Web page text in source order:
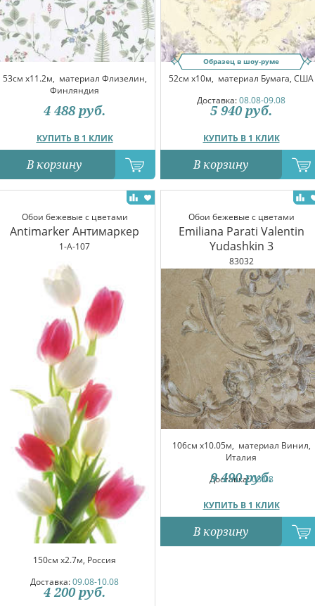
53см x11.2м, материал Флизелин,
Финляндия
КУПИТЬ В 1 КЛИК
4 488 руб.
В корзину
Образец в шоу-руме
52см x10м, материал Бумага, США
Доставка:08.08-09.08
КУПИТЬ В 1 КЛИК
5 940 руб.
В корзину
Обои бежевые с цветами
Antimarker Антимаркер
1-A-107
150см x2.7м, Россия
Доставка:09.08-10.08
4 200 руб.
Обои бежевые с цветами
Emiliana Parati Valentin
Yudashkin 3
83032
106см x10.05м, материал Винил,
Италия
Доставка:08.08
КУПИТЬ В 1 КЛИК
9 490 руб.
В корзину